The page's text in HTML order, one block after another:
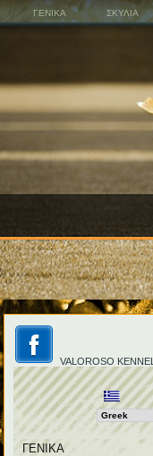
ΓΕΝΙΚΑ ΣΚΥΛΙΑ
VALOROSO KENNEL
ΓΕΝΙΚΑ